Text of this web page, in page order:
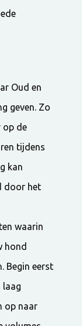
Oud en
geven. Zo
op de
tijdens
kan
door het
waarin
hond
Begin eerst
laag
op naar